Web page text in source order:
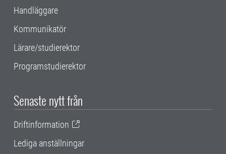
Handläggare
Kommunikatör
Lärare/studierektor
Programstudierektor
Senaste nytt från
Driftinformation
Lediga anställningar